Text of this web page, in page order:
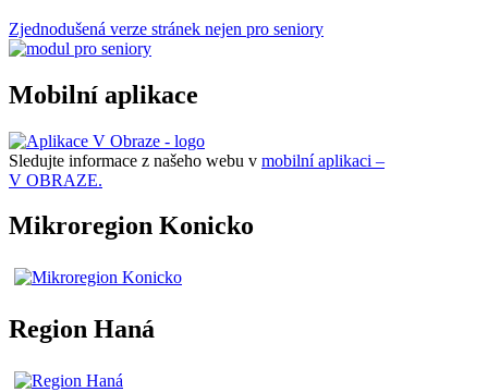
Zjednodušená verze stránek nejen pro seniory
Mobilní aplikace
Sledujte informace z našeho webu v mobilní aplikaci –
V OBRAZE.
Mikroregion Konicko
Region Haná